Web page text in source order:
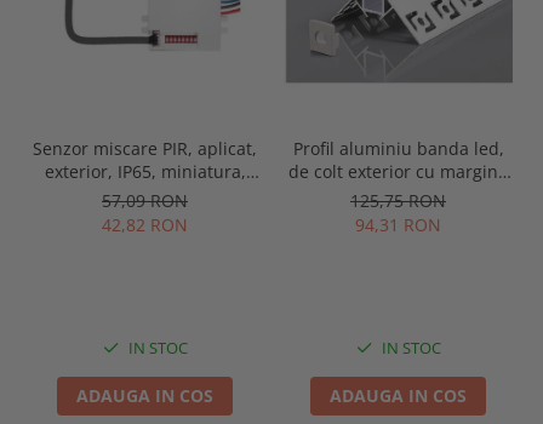
Senzor miscare PIR, aplicat,
exterior, IP65, miniatura,
alb, Optonica 7309
57,09 RON
42,82 RON
IN STOC
ADAUGA IN COS
Profil aluminiu banda led,
de colt exterior cu margini,
pentru tencuit, lungime 2m,
culoare gri natur, Optonica
125,75 RON
94,31 RON
IN STOC
ADAUGA IN COS